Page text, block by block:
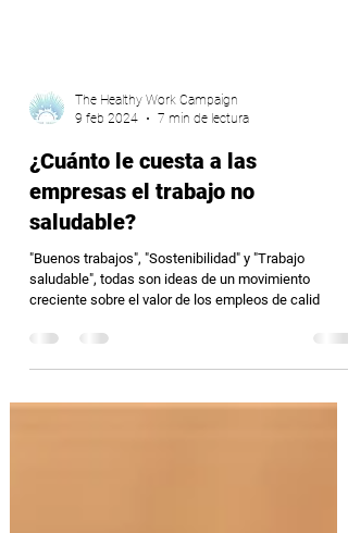
9 feb 2024
7 min de lectura
¿Cuánto le cuesta a las
empresas el trabajo no
saludable?
"Buenos trabajos", "Sostenibilidad" y "Trabajo
creciente sobre el valor de los empleos de calid